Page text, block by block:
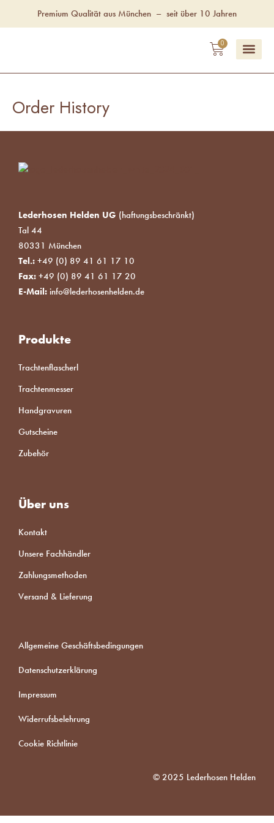
Premium Qualität aus München – seit über 10 Jahren
0
Order History
Lederhosen Helden UG (haftungsbeschränkt)
Tal 44
80331 München
Tel.: +49 (0) 89 41 61 17 10
Fax: +49 (0) 89 41 61 17 20
E-Mail: info@lederhosenhelden.de
Produkte
Trachtenflascherl
Trachtenmesser
Handgravuren
Gutscheine
Zubehör
Über uns
Kontakt
Unsere Fachhändler
Zahlungsmethoden
Versand & Lieferung
Allgemeine Geschäftsbedingungen
Datenschutzerklärung
Impressum
Widerrufsbelehrung
Cookie Richtlinie
© 2025 Lederhosen Helden